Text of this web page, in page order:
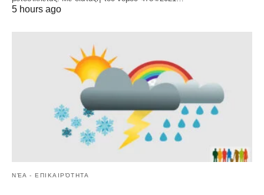
5 hours ago
ΝΈΑ - ΕΠΙΚΑΙΡΌΤΗΤΑ